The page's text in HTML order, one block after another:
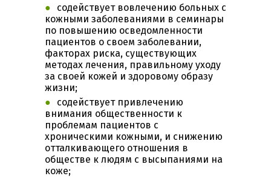
содействует вовлечению больных с
кожными заболеваниями в семинары
по повышению осведомленности
пациентов о своем заболевании,
факторах риска, существующих
методах лечения, правильному уходу
за своей кожей и здоровому образу
жизни;
содействует привлечению
внимания общественности к
проблемам пациентов с
хроническими кожными, и снижению
отталкивающего отношения в
обществе к людям с высыпаниями на
коже;